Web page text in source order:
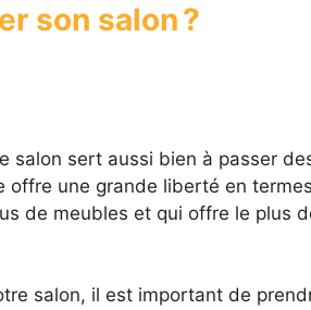
son salon ?
salon sert aussi bien à passer
offre une grande liberté en
de meubles et qui offre le plus
salon, il est important de